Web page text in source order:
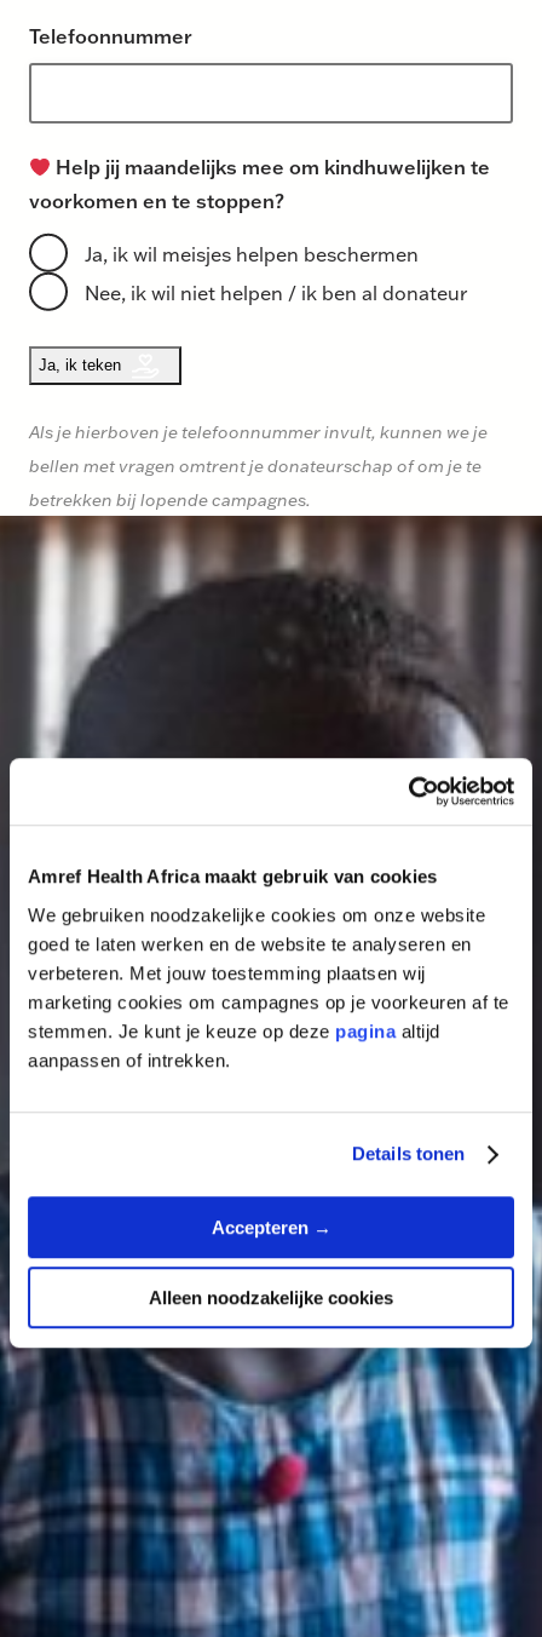
Amref Health Africa maakt gebruik van cookies
We gebruiken noodzakelijke cookies om onze website
goed te laten werken en de website te analyseren en
verbeteren. Met jouw toestemming plaatsen wij
marketing cookies om campagnes op je voorkeuren af te
stemmen. Je kunt je keuze op deze paginaaltijd
aanpassen of intrekken.
Details tonen
Accepteren →
Alleen noodzakelijke cookies
s
a
m
p
t
Telefoonnummer
Help jij maandelijks mee om kindhuwelijken te
voorkomen en te stoppen?
Ja, ik wil meisjes helpen beschermen
Nee, ik wil niet helpen / ik ben al donateur
Als je hierboven je telefoonnummer invult, kunnen we je
bellen met vragen omtrent je donateurschap of om je te
betrekken bij lopende campagnes.